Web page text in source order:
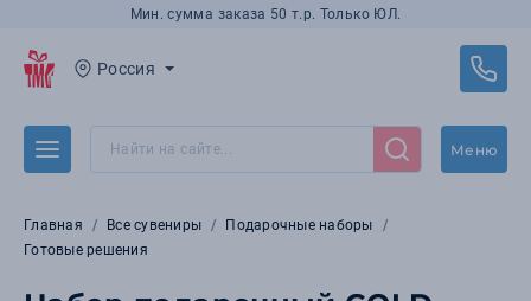
Мин. сумма заказа 50 т.р. Только ЮЛ.
Россия
Меню
Главная Все сувениры
Подарочные наборы
Готовые решения